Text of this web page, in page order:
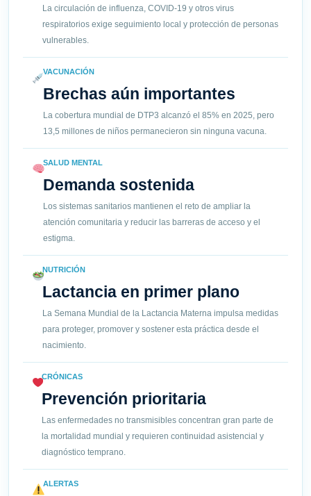
La circulación de influenza, COVID-19 y otros virus
respiratorios exige seguimiento local y protección de personas
vulnerables.
VACUNACIÓN
Brechas aún importantes
La cobertura mundial de DTP3 alcanzó el 85% en 2025, pero
13,5 millones de niños permanecieron sin ninguna vacuna.
SALUD MENTAL
Demanda sostenida
Los sistemas sanitarios mantienen el reto de ampliar la
atención comunitaria y reducir las barreras de acceso y el
estigma.
NUTRICIÓN
Lactancia en primer plano
La Semana Mundial de la Lactancia Materna impulsa medidas
para proteger, promover y sostener esta práctica desde el
nacimiento.
CRÓNICAS
Prevención prioritaria
Las enfermedades no transmisibles concentran gran parte de
la mortalidad mundial y requieren continuidad asistencial y
diagnóstico temprano.
ALERTAS